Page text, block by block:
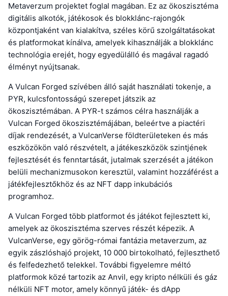
Metaverzum projektet foglal magában. Ez az ökoszisztéma
digitális alkotók, játékosok és blokklánc-rajongók
központjaként van kialakítva, széles körű szolgáltatásokat
és platformokat kínálva, amelyek kihasználják a blokklánc
technológia erejét, hogy egyedülálló és magával ragadó
élményt nyújtsanak.
A Vulcan Forged szívében álló saját használati tokenje, a
PYR, kulcsfontosságú szerepet játszik az
ökoszisztémában. A PYR-t számos célra használják a
Vulcan Forged ökoszisztémájában, beleértve a piactéri
díjak rendezését, a VulcanVerse földterületeken és más
eszközökön való részvételt, a játékeszközök szintjének
fejlesztését és fenntartását, jutalmak szerzését a játékon
belüli mechanizmusokon keresztül, valamint hozzáférést a
játékfejlesztőkhöz és az NFT dapp inkubációs
programhoz.
A Vulcan Forged több platformot és játékot fejlesztett ki,
amelyek az ökoszisztéma szerves részét képezik. A
VulcanVerse, egy görög-római fantázia metaverzum, az
egyik zászlóshajó projekt, 10 000 birtokolható, fejleszthető
és felfedezhető telekkel. További figyelemre méltó
platformok közé tartozik az Anvil, egy kripto nélküli és gáz
nélküli NFT motor, amely könnyű játék- és dApp